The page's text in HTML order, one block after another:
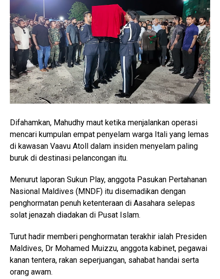
Difahamkan, Mahudhy maut ketika menjalankan operasi
mencari kumpulan empat penyelam warga Itali yang lemas
di kawasan Vaavu Atoll dalam insiden menyelam paling
buruk di destinasi pelancongan itu.
Menurut laporan Sukun Play, anggota Pasukan Pertahanan
Nasional Maldives (MNDF) itu disemadikan dengan
penghormatan penuh ketenteraan di Aasahara selepas
solat jenazah diadakan di Pusat Islam.
Turut hadir memberi penghormatan terakhir ialah Presiden
Maldives, Dr Mohamed Muizzu, anggota kabinet, pegawai
kanan tentera, rakan seperjuangan, sahabat handai serta
orang awam.